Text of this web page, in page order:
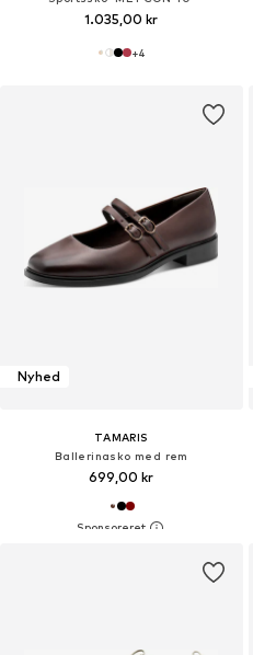
1.035,00 kr
+4
Nyhed
TAMARIS
Ballerinasko med rem
699,00 kr